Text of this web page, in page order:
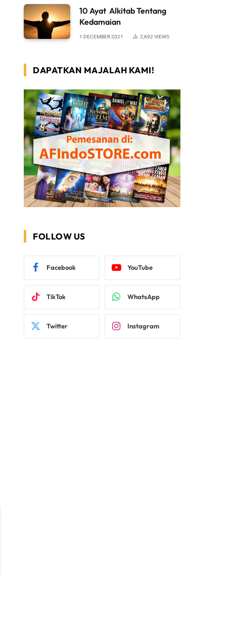
10 Ayat Alkitab Tentang
Kedamaian
1 DECEMBER 2021 2,692 VIEWS
DAPATKAN MAJALAH KAMI!
FOLLOW US
Facebook YouTube
TikTok WhatsApp
Twitter Instagram